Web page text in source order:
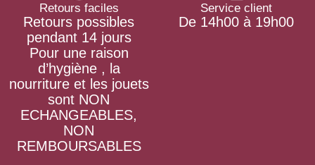
Retours faciles
Retours possibles
pendant 14 jours
Pour une raison
d’hygiène , la
nourriture et les jouets
sont NON
ECHANGEABLES,
NON
REMBOURSABLES
Service client
De 14h00 à 19h00